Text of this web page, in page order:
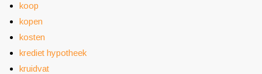
koop
kopen
kosten
krediet hypotheek
kruidvat